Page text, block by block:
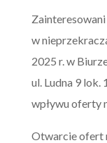
w
2025 r. w
ul. Ludna 9 lok.
wpływu oferty
Otwarcie ofert